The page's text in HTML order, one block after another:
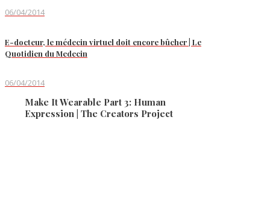
06/04/2014
E-docteur, le médecin virtuel doit encore bûcher | Le
Quotidien du Medecin
06/04/2014
Make It Wearable Part 3: Human
Expression | The Creators Project